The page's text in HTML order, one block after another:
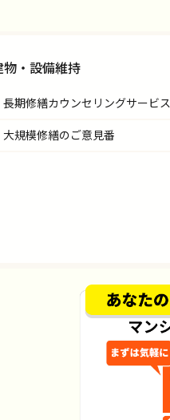
物・設備維持
長期修繕カウンセリングサービス
大規模修繕のご意見番